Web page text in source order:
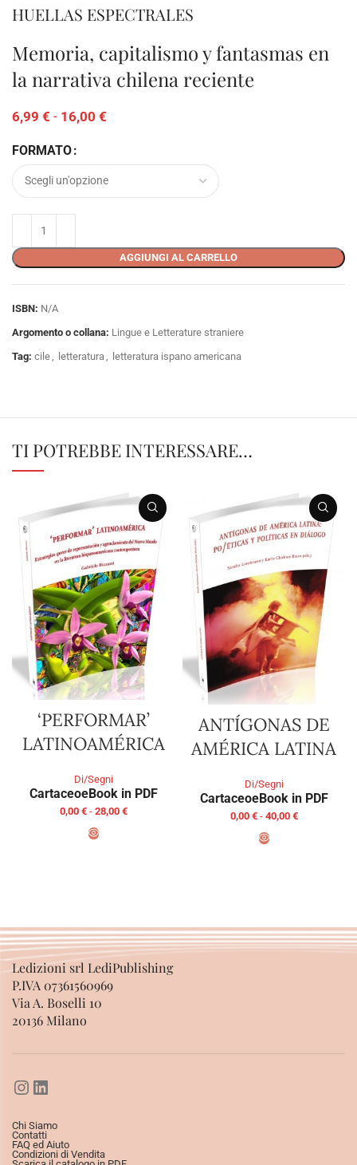
HUELLAS ESPECTRALES
Memoria, capitalismo y fantasmas en
la narrativa chilena reciente
6,99 € - 16,00 €
FORMATO
AGGIUNGI AL CARRELLO
ISBN: N/A
Argomento o collana: Lingue e Letterature straniere
Tag: cile letteratura letteratura ispano americana
TI POTREBBE INTERESSARE…
‘PERFORMAR’
LATINOAMÉRICA
Di/Segni
CartaceoeBook in PDF
0,00 € - 28,00 €
ANTÍGONAS DE
AMÉRICA LATINA
Di/Segni
CartaceoeBook in PDF
0,00 € - 40,00 €
Ledizioni srl LediPublishing
P.IVA 07361560969
Via A. Boselli 10
20136 Milano
Chi Siamo
Contatti
FAQ ed Aiuto
Condizioni di Vendita